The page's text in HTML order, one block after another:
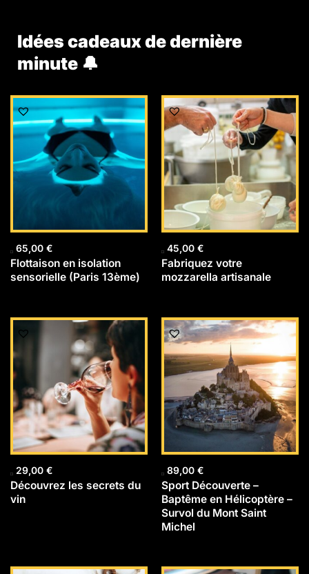
Idées cadeaux de dernière
minute 🔔
65,00 €
Flottaison en isolation
sensorielle (Paris 13ème)
45,00 €
Fabriquez votre
mozzarella artisanale
29,00 €
Découvrez les secrets du
vin
89,00 €
Sport Découverte –
Baptême en Hélicoptère –
Survol du Mont Saint
Michel